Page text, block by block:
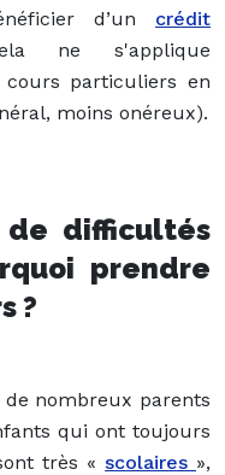
d’un crédit
ne s'applique
particuliers en
moins onéreux).
de difficultés
prendre
?
de nombreux parents
qui ont toujours
très «scolaires »,